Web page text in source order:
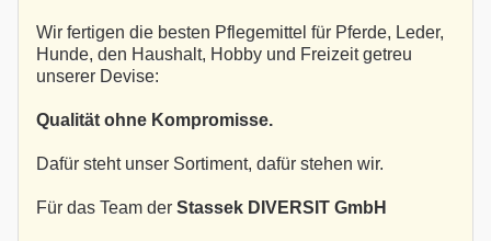
Wir fertigen die besten Pflegemittel für Pferde, Leder,
Hunde, den Haushalt, Hobby und Freizeit getreu
unserer Devise:
Qualität ohne Kompromisse.
Dafür steht unser Sortiment, dafür stehen wir.
Für das Team der Stassek DIVERSIT GmbH